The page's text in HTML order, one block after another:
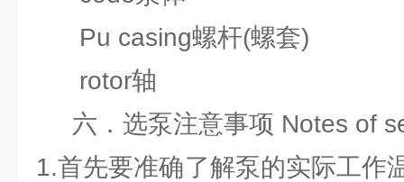
Pu casing螺杆(螺套)
rotor轴
六．选泵注意事项 Notes of
1.首先要准确了解泵的实际工作